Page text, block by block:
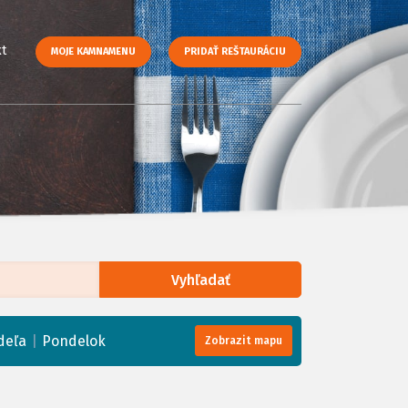
MOJE KAMNAMENU PRIDAŤ REŠTAURÁCIU
Vyhľadať
Pondelok Zobrazit mapu